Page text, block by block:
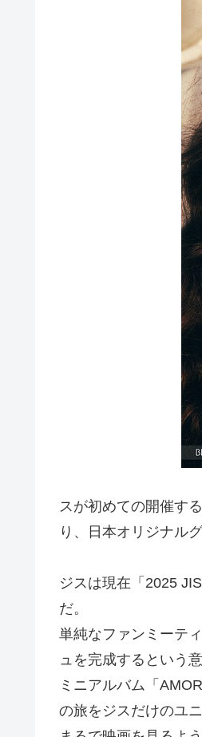
スが初めての開催す
り、日本オリジナル
ジスは現在「2025
だ。
単純なファンミーテ
ュを完成するという
ミニアルバム「
の旅をジスだけのユ